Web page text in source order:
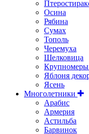
Осина
Рябина
Сумах
Тополь
Черемуха
Шелковица
Крупномеры
Яблоня
Ясень
Многолетники
Арабис
Армерия
Астильбa
Барвинок